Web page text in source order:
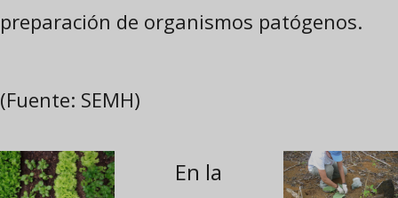
preparación de organismos patógenos.
(Fuente: SEMH)
En la